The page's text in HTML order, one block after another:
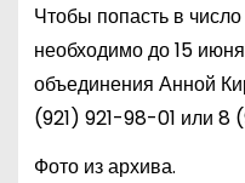
Чтобы попасть в
необходимо до 15
объединения Анной
(921) 921-98-01 или 8
Фото из архива.